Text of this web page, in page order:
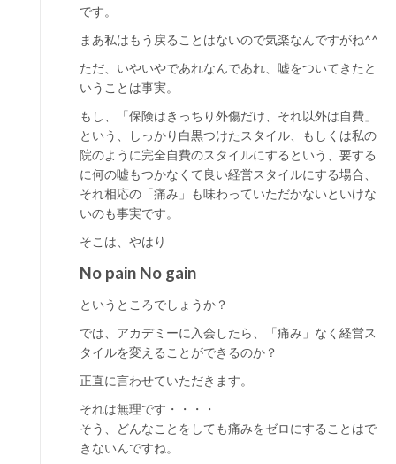
です。
まあ私はもう戻ることはないので気楽なんですがね^^
ただ、いやいやであれなんであれ、嘘をついてきたと
いうことは事実。
もし、「保険はきっちり外傷だけ、それ以外は自費」
という、しっかり白黒つけたスタイル、もしくは私の
院のように完全自費のスタイルにするという、要する
に何の嘘もつかなくて良い経営スタイルにする場合、
それ相応の「痛み」も味わっていただかないといけな
いのも事実です。
そこは、やはり
No pain No gain
というところでしょうか？
では、アカデミーに入会したら、「痛み」なく経営ス
タイルを変えることができるのか？
正直に言わせていただきます。
それは無理です・・・・
そう、どんなことをしても痛みをゼロにすることはで
きないんですね。